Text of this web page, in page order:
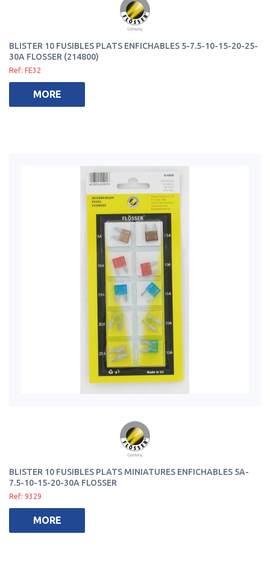
BLISTER 10 FUSIBLES PLATS ENFICHABLES 5-7.5-10-15-20-25-
30A FLOSSER (214800)
Ref: FE32
MORE
BLISTER 10 FUSIBLES PLATS MINIATURES ENFICHABLES 5A-
7.5-10-15-20-30A FLOSSER
Ref: 9329
MORE